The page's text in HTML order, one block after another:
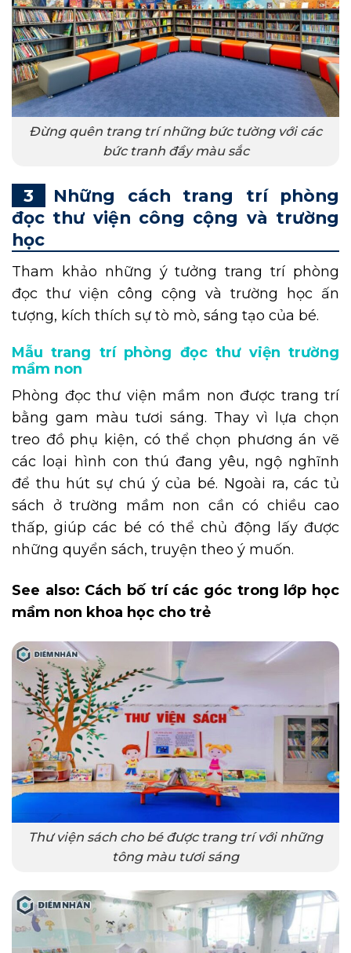
Đừng quên trang trí những bức tường với các
bức tranh đầy màu sắc
Những cách trang trí phòng
đọc thư viện công cộng và trường
học
Tham khảo những ý tưởng trang trí phòng
đọc thư viện công cộng và trường học ấn
tượng, kích thích sự tò mò, sáng tạo của bé.
Mẫu trang trí phòng đọc thư viện trường
mầm non
Phòng đọc thư viện mầm non được trang trí
bằng gam màu tươi sáng. Thay vì lựa chọn
treo đồ phụ kiện, có thể chọn phương án vẽ
các loại hình con thú đang yêu, ngộ nghĩnh
để thu hút sự chú ý của bé. Ngoài ra, các tủ
sách ở trường mầm non cần có chiều cao
thấp, giúp các bé có thể chủ động lấy được
những quyển sách, truyện theo ý muốn.
See also: Cách bố trí các góc trong lớp học
mầm non khoa học cho trẻ
Thư viện sách cho bé được trang trí với những
tông màu tươi sáng